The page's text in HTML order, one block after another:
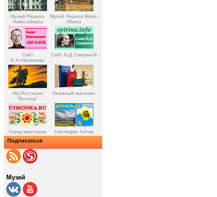
Музей Рериха
Новосибирск
Музей Рериха Верх-
Уймон
Сайт
Б.Н.Абрамова
Сайт Н.Д.Спириной
ИЦ Россазия
"Восход"
Книжный магазин
Город мастеров Наследие Алтая
Подписаться
Музей